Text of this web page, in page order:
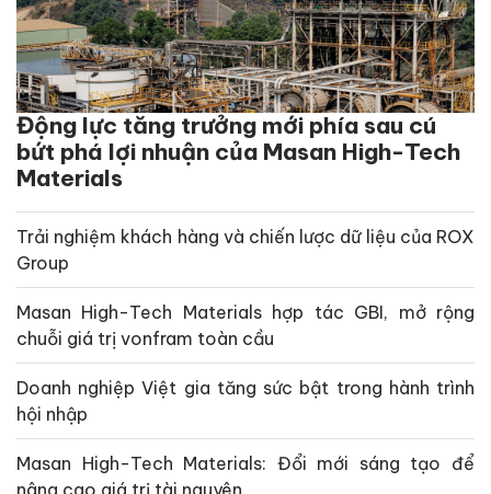
Động lực tăng trưởng mới phía sau cú
bứt phá lợi nhuận của Masan High-Tech
Materials
Trải nghiệm khách hàng và chiến lược dữ liệu của ROX
Group
Masan High-Tech Materials hợp tác GBI, mở rộng
chuỗi giá trị vonfram toàn cầu
Doanh nghiệp Việt gia tăng sức bật trong hành trình
hội nhập
Masan High-Tech Materials: Đổi mới sáng tạo để
nâng cao giá trị tài nguyên